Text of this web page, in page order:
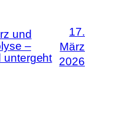
und
–
untergeht
17.
März
2026